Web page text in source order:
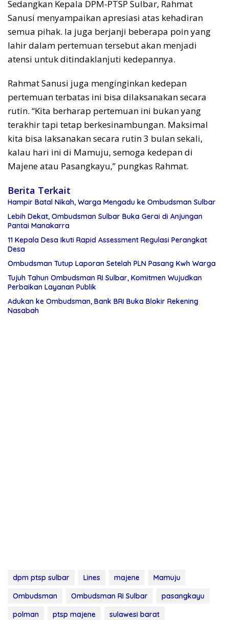
Sedangkan Kepala DPM-PTSP Sulbar, Rahmat
Sanusi menyampaikan apresiasi atas kehadiran
semua pihak. Ia juga berjanji beberapa poin yang
lahir dalam pertemuan tersebut akan menjadi
atensi untuk ditindaklanjuti kedepannya.
Rahmat Sanusi juga menginginkan kedepan
pertemuan terbatas ini bisa dilaksanakan secara
rutin. “Kita berharap pertemuan ini bukan yang
terakhir tapi tetap berkesinambungan. Maksimal
kita bisa laksanakan secara rutin 3 bulan sekali,
kalau hari ini di Mamuju, semoga kedepan di
Majene atau Pasangkayu,” pungkas Rahmat.
Berita Terkait
Hampir Batal Nikah, Warga Mengadu ke Ombudsman Sulbar
Lebih Dekat, Ombudsman Sulbar Buka Gerai di Anjungan
Pantai Manakarra
11 Kepala Desa Ikuti Rapid Assessment Regulasi Perangkat
Desa
Ombudsman Tutup Laporan Setelah PLN Pasang Kwh Warga
Tujuh Tahun Ombudsman RI Sulbar, Komitmen Wujudkan
Perbaikan Layanan Publik
Adukan ke Ombudsman, Bank BRI Buka Blokir Rekening
Nasabah
dpm ptsp sulbar Lines majene
Mamuju
Ombudsman
Ombudsman RI Sulbar
pasangkayu
polman
ptsp majene sulawesi barat